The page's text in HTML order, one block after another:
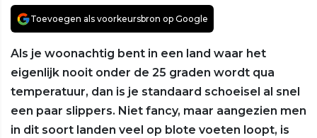
Toevoegen als voorkeursbron op Google
Als je woonachtig bent in een land waar het
eigenlijk nooit onder de 25 graden wordt qua
temperatuur, dan is je standaard schoeisel al snel
een paar slippers. Niet fancy, maar aangezien men
in dit soort landen veel op blote voeten loopt, is